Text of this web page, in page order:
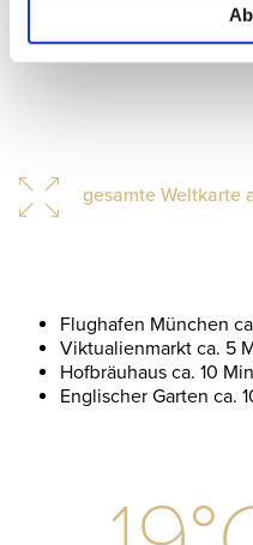
gesamte Weltkarte
Flughafen München
Viktualienmarkt ca. 5
Hofbräuhaus ca. 10
Englischer Garten ca.